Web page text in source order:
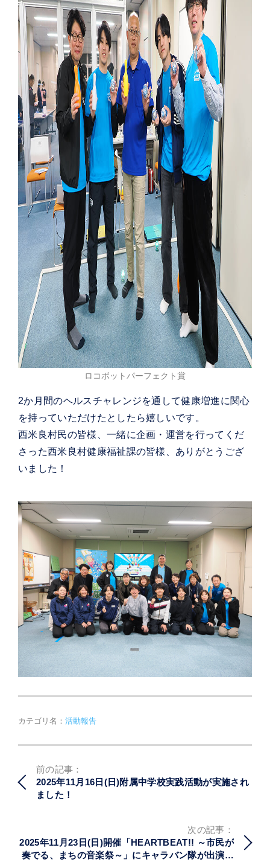
ロコボットパーフェクト賞
2か月間のヘルスチャレンジを通して健康増進に関心
を持っていただけたとしたら嬉しいです。
西米良村民の皆様、一緒に企画・運営を行ってくだ
さった西米良村健康福祉課の皆様、ありがとうござ
いました！
カテゴリ名： 活動報告
稿
ナ
ョ
ン
前の記事：
2025年11月16日(日)附属中学校実践活動が実施され
ました！
次の記事：
2025年11月23日(日)開催「HEARTBEAT!! ～市民が
奏でる、まちの音楽祭～」にキャラバン隊が出演し